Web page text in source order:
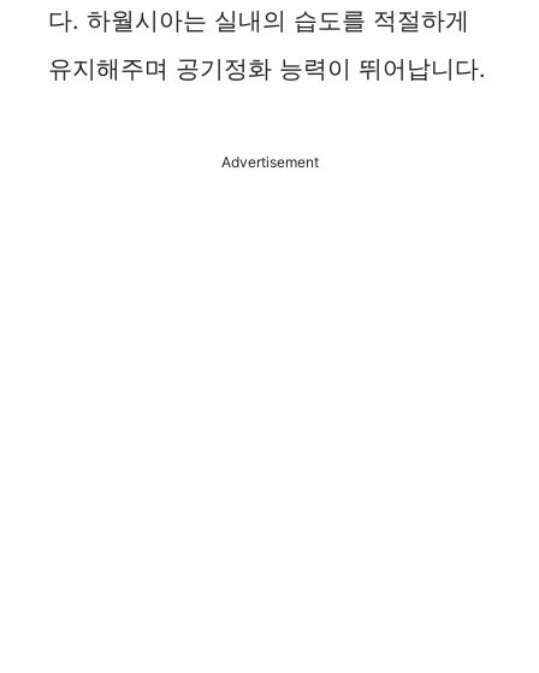
다. 하월시아는 실내의 습도를 적절하게
유지해주며 공기정화 능력이 뛰어납니다.
Advertisement